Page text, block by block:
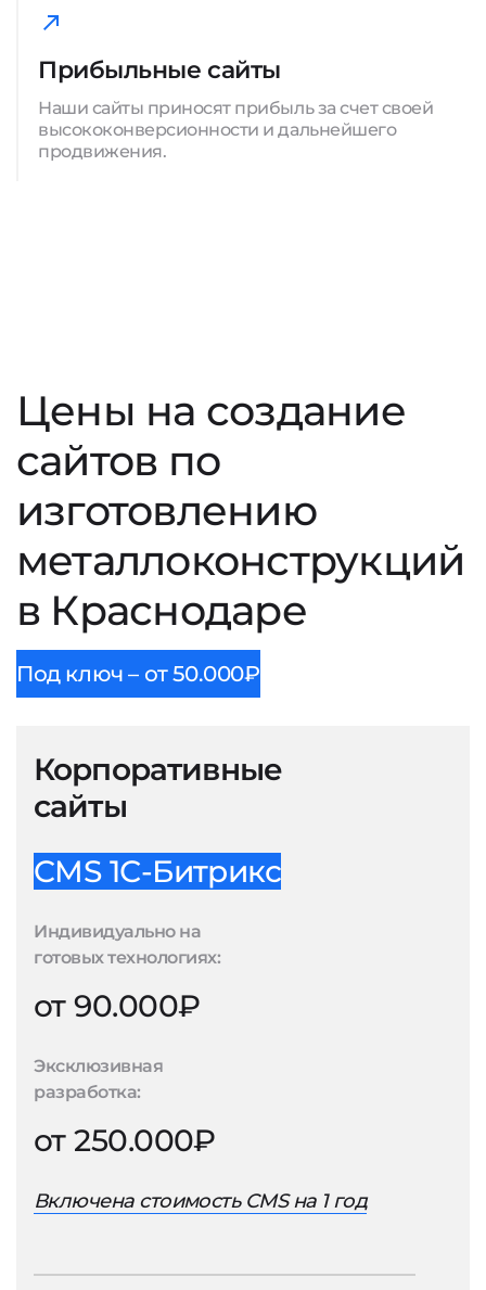
Прибыльные сайты
Наши сайты приносят прибыль за счет своей
высококонверсионности и дальнейшего
продвижения.
Цены на создание
сайтов по
изготовлению
металлоконструкций
в Краснодаре
Под ключ – от 50.000₽
Корпоративные
сайты
CMS 1С-Битрикс
Индивидуально на
готовых технологиях:
от 90.000₽
Эксклюзивная
разработка:
от 250.000₽
Включена стоимость CMS на 1 год